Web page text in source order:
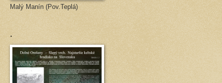
Malý Manín (Pov.Teplá)
.